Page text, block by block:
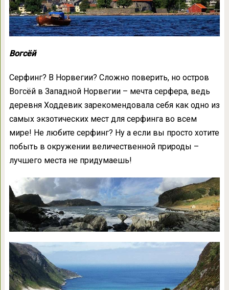
Вогсёй
Серфинг? В Норвегии? Сложно поверить, но остров
Вогсёй в Западной Норвегии – мечта серфера, ведь
деревня Ходдевик зарекомендовала себя как одно из
самых экзотических мест для серфинга во всем
мире! Не любите серфинг? Ну а если вы просто хотите
побыть в окружении величественной природы –
лучшего места не придумаешь!